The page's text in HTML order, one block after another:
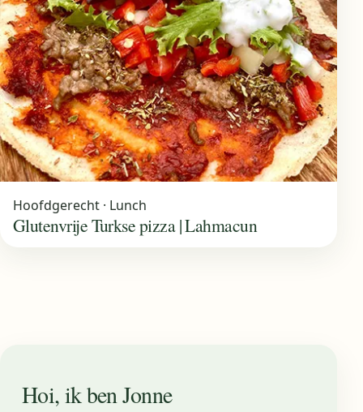
Hoofdgerecht · Lunch
Glutenvrije Turkse pizza | Lahmacun
Hoi, ik ben Jonne